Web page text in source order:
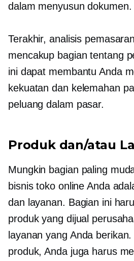
dalam menyusun dokumen.
Terakhir, analisis
mencakup bagian tentang
ini dapat membantu Anda
kekuatan dan kelemahan
peluang dalam pasar.
Produk dan/atau
Mungkin bagian paling
bisnis toko online Anda
dan layanan. Bagian ini
produk yang dijual
layanan yang Anda
produk, Anda juga harus